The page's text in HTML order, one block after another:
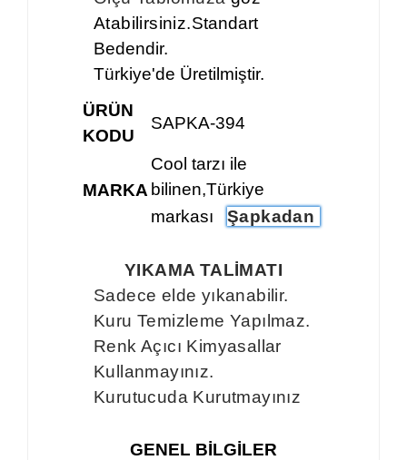
Atabilirsiniz.Standart
Bedendir.
Türkiye'de Üretilmiştir.
ÜRÜN
KODU
SAPKA-394
MARKA
Cool tarzı ile
bilinen,Türkiye
markası
Şapkadan
YIKAMA TALİMATI
Sadece elde yıkanabilir.
Kuru Temizleme Yapılmaz.
Renk Açıcı Kimyasallar
Kullanmayınız.
Kurutucuda Kurutmayınız
GENEL BİLGİLER